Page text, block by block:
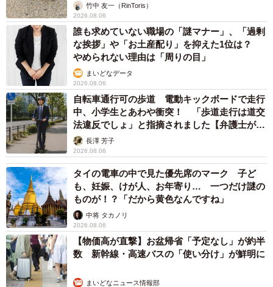
竹中 友一（RinToris）
2026.08.06
誰も求めていない職場の「謎マナー」、「過剰
な挨拶」や「お土産配り」を抑えた1位は？
やめられない理由は「周りの目」
まいどなデータ
2026.08.06
自転車通行可の歩道 電動キックボードで走行
中、小学生とあわや衝突！ 「歩道走行は道交
法違反でしょ」と指摘されました【弁護士が解
説】長澤 芳子
2026.08.06
タイの電車の中で見た優先席のマーク 子ど
も、妊娠、けが人、お年寄り… 一つだけ謎の
ものが！？「だから黄色なんですね」
中将 タカノリ
2026.08.06
【物価高が直撃】お盆帰省「予定なし」が約半
数 新幹線・高速バスの「使い分け」が鮮明に
まいどなニュース情報部